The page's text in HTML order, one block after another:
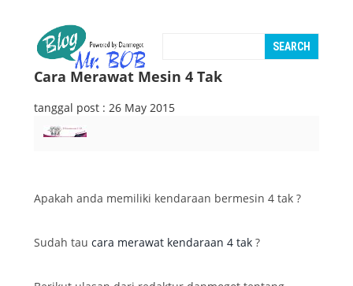
Cara Merawat Mesin 4 Tak
tanggal post : 26 May 2015
Apakah anda memiliki kendaraan bermesin 4 tak ?
Sudah tau cara merawat kendaraan 4 tak ?